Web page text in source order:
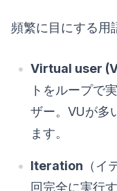
頻繁に目にする用
Virtual user
トをループで
ザー。VUが多
ます。
Iteration （イ
回完全に実行